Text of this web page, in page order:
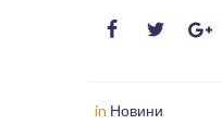
in Новини